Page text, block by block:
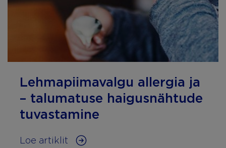
Lehmapiimavalgu allergia ja
– talumatuse haigusnähtude
tuvastamine
Loe artiklit